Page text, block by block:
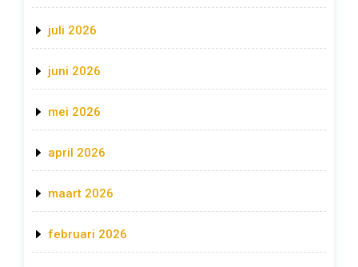
juli 2026
juni 2026
mei 2026
april 2026
maart 2026
februari 2026